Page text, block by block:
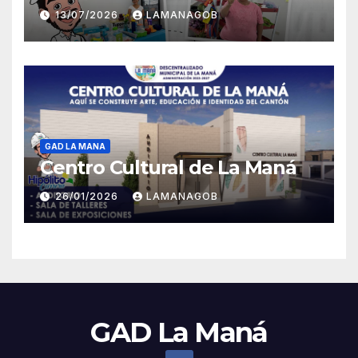
13/07/2026 LAMANAGOB
GAD LA MANA
Centro Cultural de La Maná
26/01/2026 LAMANAGOB
GAD La Maná